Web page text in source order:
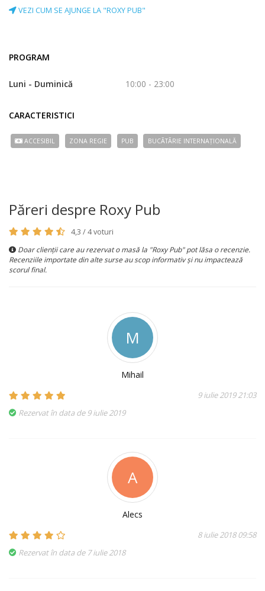
VEZI CUM SE AJUNGE LA "ROXY PUB"
PROGRAM
Luni - Duminică 10:00 - 23:00
CARACTERISTICI
ACCESIBIL ZONA REGIE PUB BUCÃTÃRIE INTERNAȚIONALĂ
Păreri despre Roxy Pub
4,3 / 4 voturi
Doar clienții care au rezervat o masă la "Roxy Pub" pot lăsa o recenzie.
Recenziile importate din alte surse au scop informativ și nu impactează
scorul final.
M
Mihail
9 iulie 2019 21:03
Rezervat în data de 9 iulie 2019
A
Alecs
8 iulie 2018 09:58
Rezervat în data de 7 iulie 2018